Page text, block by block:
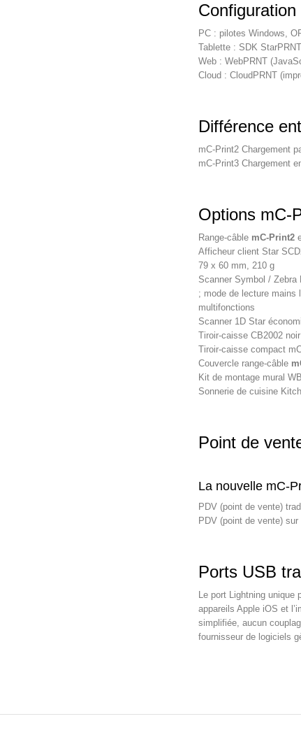
PC : pilotes Windows,
Tablette : SDK
Web : WebPRNT
Cloud : CloudPRNT
Différence
mC-Print2 Chargement
mC-Print3 Chargement
Options mC-
Range-câble mC-Print2
Afficheur client Star
79 x 60 mm, 210 g
Scanner Symbol / Zebra
; mode de lecture mains
multifonctions
Scanner 1D Star
Tiroir-caisse CB2002
Tiroir-caisse compact
Couvercle range-câble
Kit de montage mural
Sonnerie de cuisine
Point de
La nouvelle mC-
PDV (point de vente)
PDV (point de vente)
Ports USB
Le port Lightning unique
appareils Apple iOS et
simplifiée, aucun
fournisseur de logiciels